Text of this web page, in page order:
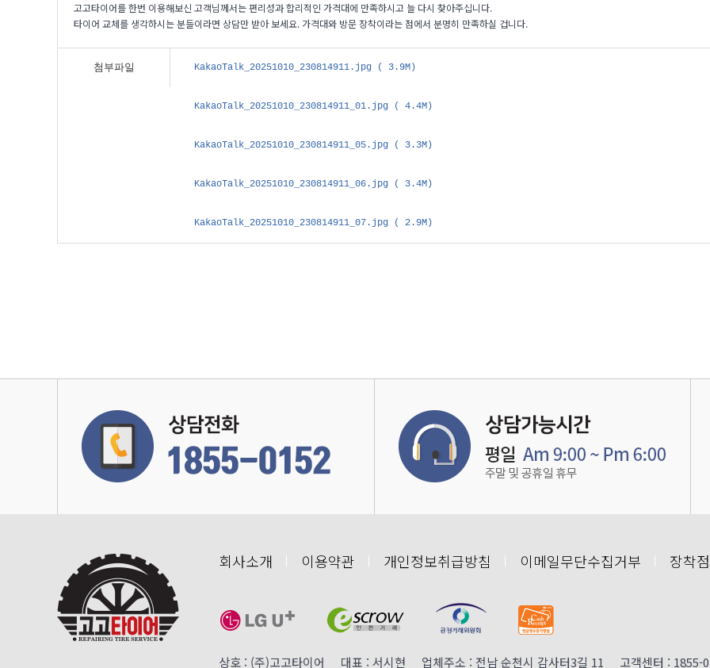
고고타이어를 한번 이용해보신 고객님께서는 편리성과 합리적인 가격대에 만족하시고 늘 다시 찾아주십니다.
타이어 교체를 생각하시는 분들이라면 상담만 받아 보세요. 가격대와 방문 장착이라는 점에서 분명히 만족하실 겁니다.
첨부파일 KakaoTalk_20251010_230814911.jpg ( 3.9M)
KakaoTalk_20251010_230814911_01.jpg ( 4.4M)
KakaoTalk_20251010_230814911_05.jpg ( 3.3M)
KakaoTalk_20251010_230814911_06.jpg ( 3.4M)
KakaoTalk_20251010_230814911_07.jpg ( 2.9M)
회사소개 이용약관 개인정보취급방침 이메일무단수집거부 장착
상호 : (주)고고타이어 대표 : 서시현 업체주소 : 전남 순천시 감사터3길 11 고객센터 :